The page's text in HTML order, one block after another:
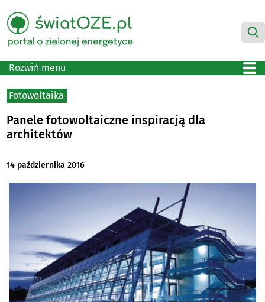
Rozwiń menu
Fotowoltaika
Panele fotowoltaiczne inspiracją dla
architektów
14 października 2016